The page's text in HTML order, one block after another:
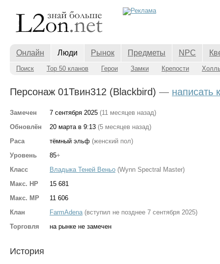
Онлайн Люди Рынок Предметы NPC
Поиск Top 50 кланов Герои Замки Крепости
Персонаж 01Твин312 (Blackbird) — написать
Замечен 7 сентября 2025 (11 месяцев назад)
Обновлён
20 марта в 9:13 (5 месяцев назад)
Раса
тёмный эльф (женский пол)
Уровень
85+
Класс
Владыка Теней Веньо (Wynn Spectral Master)
Макс. HP
15 681
Макс. MP
11 606
Клан
FarmAdena (вступил не позднее 7 сентября 2025)
Торговля
на рынке не замечен
История